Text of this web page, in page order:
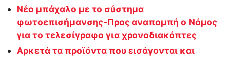
Νέο μπάχαλο με το σύστημα
φωτοεπισήμανσης-Προς αναπομπή ο Νόμος
για το τελεσίγραφο για χρονοδιακόπτες
Αρκετά τα προϊόντα που εισάγονται και